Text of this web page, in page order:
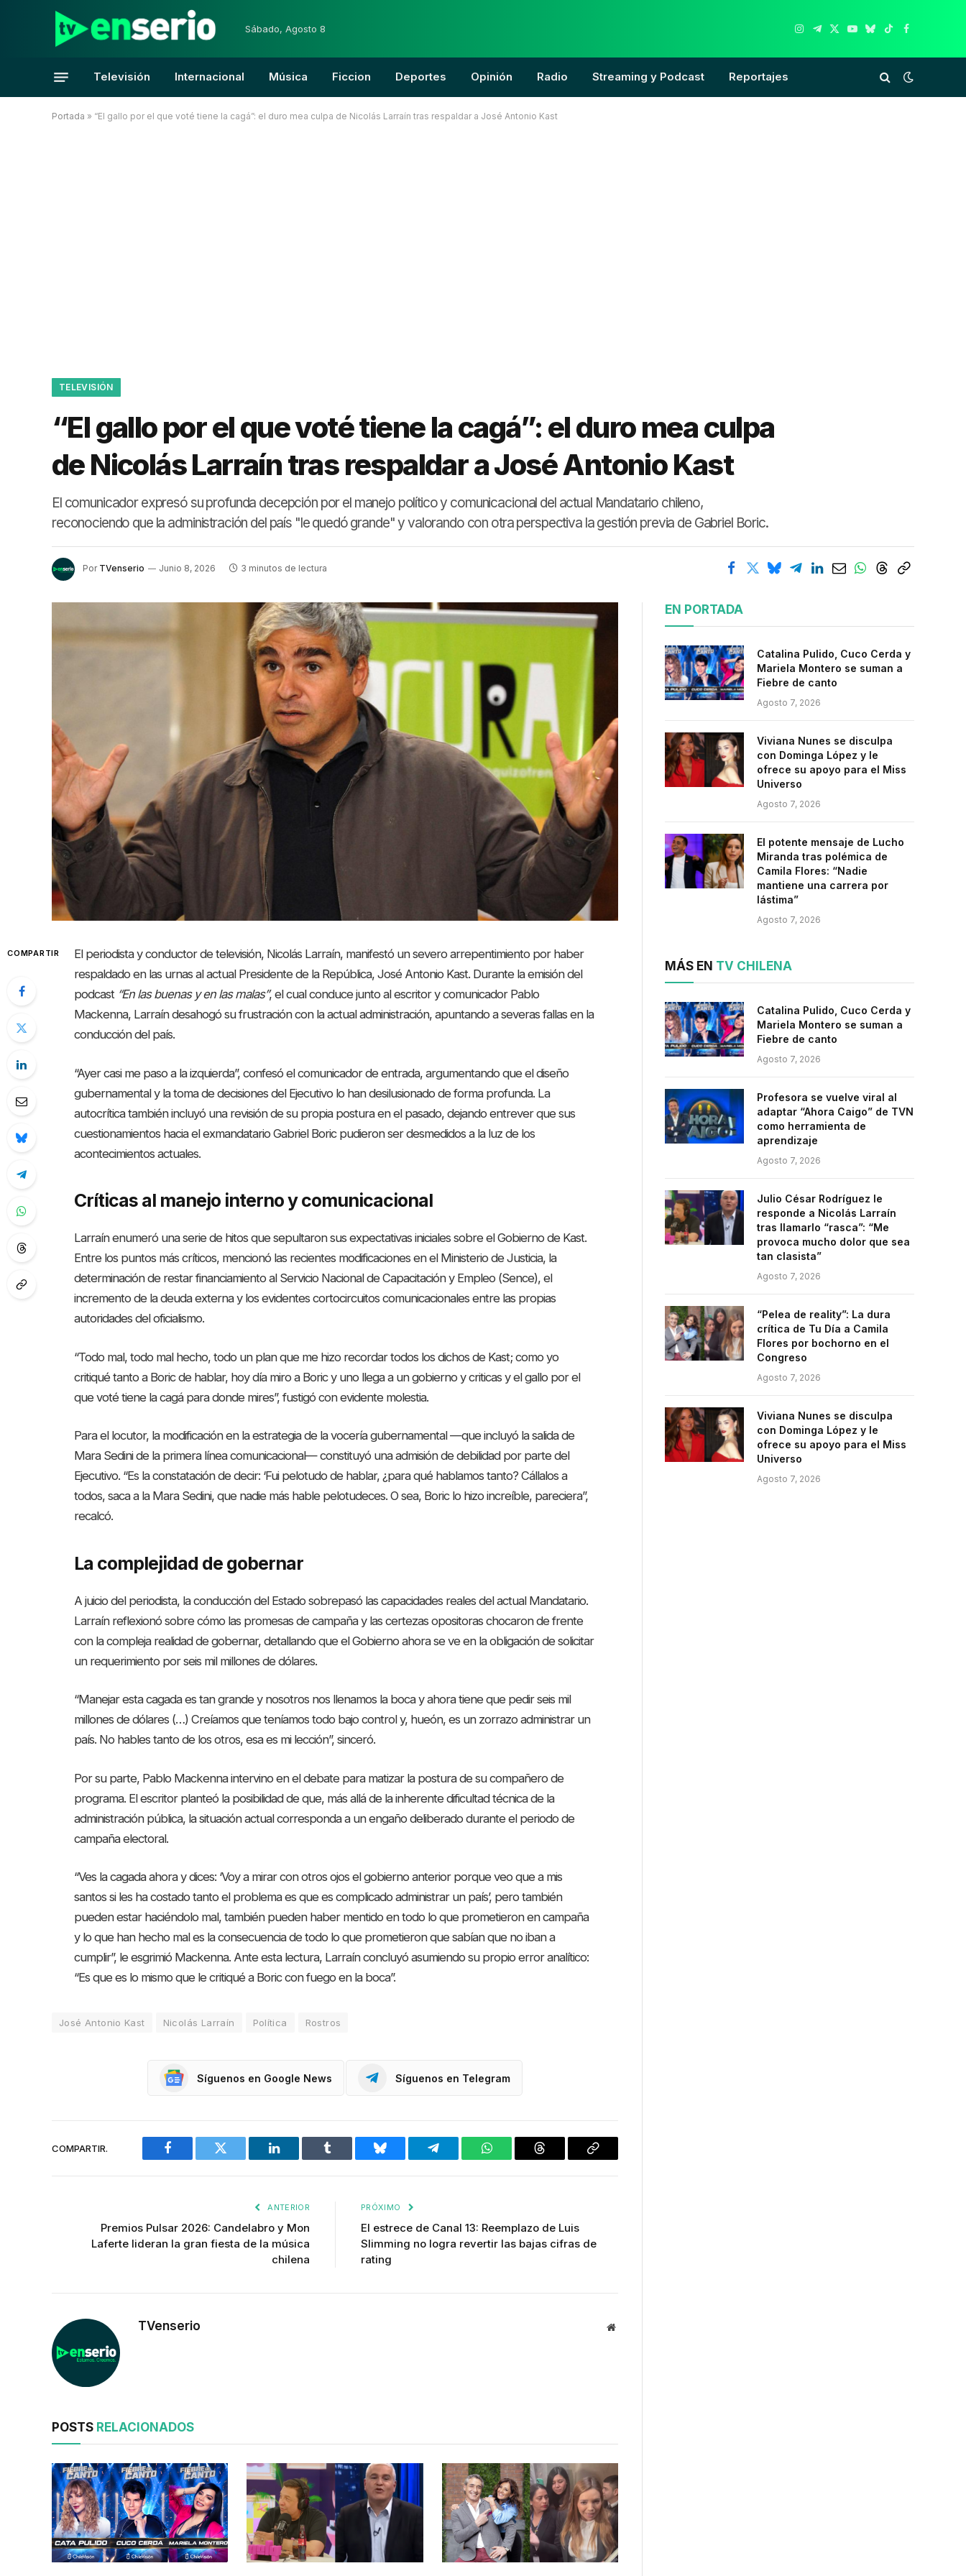
Sábado, Agosto 8
Instagram
Telegram
X
YouTube
Bluesky
TikTokFacebook
Televisión Internacional Música Ficcion Deportes Opinión Radio Streaming y Podcast Reportajes
Portada » “El gallo por el que voté tiene la cagá”: el duro mea culpa de Nicolás Larraín tras respaldar a José Antonio Kast
TELEVISIÓN
“El gallo por el que voté tiene la cagá”: el duro mea culpa
de Nicolás Larraín tras respaldar a José Antonio Kast
El comunicador expresó su profunda decepción por el manejo político y comunicacional del actual Mandatario chileno,
reconociendo que la administración del país "le quedó grande" y valorando con otra perspectiva la gestión previa de Gabriel Boric.
Por TVenserio Junio 8, 2026 3 minutos de lectura
COMPARTIR
El periodista y conductor de televisión, Nicolás Larraín, manifestó un severo arrepentimiento por haber
respaldado en las urnas al actual Presidente de la República, José Antonio Kast. Durante la emisión del
podcast “En las buenas y en las malas”, el cual conduce junto al escritor y comunicador Pablo
Mackenna, Larraín desahogó su frustración con la actual administración, apuntando a severas fallas en la
conducción del país.
“Ayer casi me paso a la izquierda”, confesó el comunicador de entrada, argumentando que el diseño
gubernamental y la toma de decisiones del Ejecutivo lo han desilusionado de forma profunda. La
autocrítica también incluyó una revisión de su propia postura en el pasado, dejando entrever que sus
cuestionamientos hacia el exmandatario Gabriel Boric pudieron ser desmedidos a la luz de los
acontecimientos actuales.
Críticas al manejo interno y comunicacional
Larraín enumeró una serie de hitos que sepultaron sus expectativas iniciales sobre el Gobierno de Kast.
Entre los puntos más críticos, mencionó las recientes modificaciones en el Ministerio de Justicia, la
determinación de restar financiamiento al Servicio Nacional de Capacitación y Empleo (Sence), el
incremento de la deuda externa y los evidentes cortocircuitos comunicacionales entre las propias
autoridades del oficialismo.
“Todo mal, todo mal hecho, todo un plan que me hizo recordar todos los dichos de Kast; como yo
critiqué tanto a Boric de hablar, hoy día miro a Boric y uno llega a un gobierno y criticas y el gallo por el
que voté tiene la cagá para donde mires”, fustigó con evidente molestia.
Para el locutor, la modificación en la estrategia de la vocería gubernamental —que incluyó la salida de
Mara Sedini de la primera línea comunicacional— constituyó una admisión de debilidad por parte del
Ejecutivo. “Es la constatación de decir: ‘Fui pelotudo de hablar, ¿para qué hablamos tanto? Cállalos a
todos, saca a la Mara Sedini, que nadie más hable pelotudeces. O sea, Boric lo hizo increíble, pareciera”,
recalcó.
La complejidad de gobernar
A juicio del periodista, la conducción del Estado sobrepasó las capacidades reales del actual Mandatario.
Larraín reflexionó sobre cómo las promesas de campaña y las certezas opositoras chocaron de frente
con la compleja realidad de gobernar, detallando que el Gobierno ahora se ve en la obligación de solicitar
un requerimiento por seis mil millones de dólares.
“Manejar esta cagada es tan grande y nosotros nos llenamos la boca y ahora tiene que pedir seis mil
millones de dólares (…) Creíamos que teníamos todo bajo control y, hueón, es un zorrazo administrar un
país. No hables tanto de los otros, esa es mi lección”, sinceró.
Por su parte, Pablo Mackenna intervino en el debate para matizar la postura de su compañero de
programa. El escritor planteó la posibilidad de que, más allá de la inherente dificultad técnica de la
administración pública, la situación actual corresponda a un engaño deliberado durante el periodo de
campaña electoral.
“Ves la cagada ahora y dices: ‘Voy a mirar con otros ojos el gobierno anterior porque veo que a mis
santos si les ha costado tanto el problema es que es complicado administrar un país’, pero también
pueden estar haciéndolo mal, también pueden haber mentido en todo lo que prometieron en campaña
y lo que han hecho mal es la consecuencia de todo lo que prometieron que sabían que no iban a
cumplir”, le esgrimió Mackenna. Ante esta lectura, Larraín concluyó asumiendo su propio error analítico:
“Es que es lo mismo que le critiqué a Boric con fuego en la boca”.
José Antonio Kast Nicolás Larraín Política Rostros
Síguenos en Google News Síguenos en Telegram
COMPARTIR.
Facebook Twitter LinkedIn Tumblr Bluesky Telegram WhatsAppThreads
Copiar
ANTERIOR
Premios Pulsar 2026: Candelabro y Mon
Laferte lideran la gran fiesta de la música
chilena
PRÓXIMO
El estrece de Canal 13: Reemplazo de Luis
Slimming no logra revertir las bajas cifras de
rating
TVenserio Website
POSTS RELACIONADOS
EN PORTADA
Catalina Pulido, Cuco Cerda y
Mariela Montero se suman a
Fiebre de canto
Agosto 7, 2026
Viviana Nunes se disculpa
con Dominga López y le
ofrece su apoyo para el Miss
Universo
Agosto 7, 2026
El potente mensaje de Lucho
Miranda tras polémica de
Camila Flores: “Nadie
mantiene una carrera por
lástima”
Agosto 7, 2026
MÁS EN TV CHILENA
Catalina Pulido, Cuco Cerda y
Mariela Montero se suman a
Fiebre de canto
Agosto 7, 2026
Profesora se vuelve viral al
adaptar “Ahora Caigo” de TVN
como herramienta de
aprendizaje
Agosto 7, 2026
Julio César Rodríguez le
responde a Nicolás Larraín
tras llamarlo “rasca”: “Me
provoca mucho dolor que sea
tan clasista”
Agosto 7, 2026
“Pelea de reality”: La dura
crítica de Tu Día a Camila
Flores por bochorno en el
Congreso
Agosto 7, 2026
Viviana Nunes se disculpa
con Dominga López y le
ofrece su apoyo para el Miss
Universo
Agosto 7, 2026